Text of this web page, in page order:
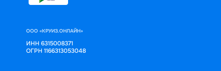
ООО «КРУИЗ.ОНЛАЙН»
ИНН 6315008371
ОГРН 1166313053048